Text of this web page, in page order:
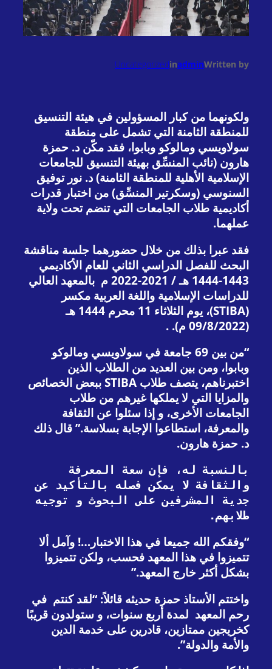
Written by
admin
in
Uncategorized
ولكونهما من كبار المسؤولين في هيئة التنسيق
للمنطقة الثامنة التي تشمل على منطقة
سولاويسي ومالوكو وبابوا، فقد مكّن د. حمزة
هارون (نائب المنسِّق بهيئة التنسيق للجامعات
الإسلامية الأهلية للمنطقة الثامنة) د. نور توفيق
السنوسي (وسكرتير المنسِّق) من اختبار قدرات
أكاديمية طلاب الجامعات التي تنضم تحت ولاية
عملهما.
فقد عبرا بذلك من خلال حضورهما جلسة مناقشة
البحث للفصل الدراسي الثاني للعام الأكاديمي
1443-1444 هـ / 2021-2022 م بالمعهد العالي
للدراسات الإسلامية واللغة العربية مكسر
(STIBA)، يوم الثلاثاء 11 محرم 1444 هـ
(09/8/2022 م). .
“من بين 69 جامعة في سولاويسي ومالوكو
وبابوا، ومن بين العديد من الطلاب الذين
اختبرناهم، يتصف طلاب STIBA ببعض الخصائص
والمزايا التي لا يملكها غيرهم من طلاب
الجامعات الأخرى، و إذا سئلوا عن الثقافة
والمعرفة، استطاعوا الإجابة بسلاسة.” قال ذلك
د. حمزة هارون.
والثقافة لا يمكن فصله بالتأكيد عن
طلابهم.
“وفقكم الله جميعا في هذا الاختبار…! وآمل ألا
تتميزوا في هذا المعهد فحسب، ولكن تتميزوا
بشكل أكثر خارج المعهد.”
واختتم الأستاذ حمزة حديثه قائلاً: “لقد كنتم في
رحم المعهد لمدة أربع سنوات، و ستولدون قريبًا
كخريجين ممتازين، قادرين على خدمة الدين
والأمة والدولة”.